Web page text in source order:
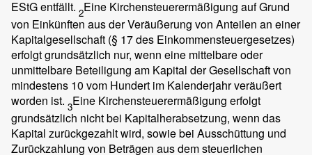
EStG entfällt. 2Eine Kirchensteuerermäßigung auf Grund
von Einkünften aus der Veräußerung von Anteilen an einer
Kapitalgesellschaft (§ 17 des Einkommensteuergesetzes)
erfolgt grundsätzlich nur, wenn eine mittelbare oder
unmittelbare Beteiligung am Kapital der Gesellschaft von
mindestens 10 vom Hundert im Kalenderjahr veräußert
worden ist. 3Eine Kirchensteuerermäßigung erfolgt
grundsätzlich nicht bei Kapitalherabsetzung, wenn das
Kapital zurückgezahlt wird, sowie bei Ausschüttung und
Zurückzahlung von Beträgen aus dem steuerlichen